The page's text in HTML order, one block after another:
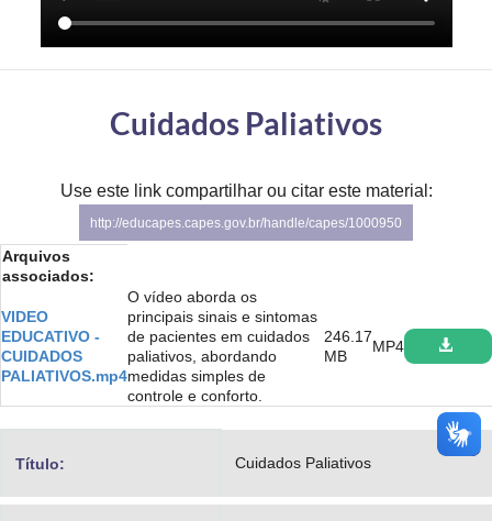
Advocacia-Geral da União
Banco Central do Brasil
Cuidados Paliativos
Use este link compartilhar ou citar este material:
http://educapes.capes.gov.br/handle/capes/1000950
Arquivos
associados:
VIDEO
EDUCATIVO -
CUIDADOS
PALIATIVOS.mp4
O vídeo aborda os
principais sinais e sintomas
de pacientes em cuidados
paliativos, abordando
medidas simples de
controle e conforto.
246.17
MB
MP4
Título: Cuidados Paliativos